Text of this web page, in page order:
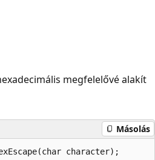
megfelelővé alakít
Másolás
character);